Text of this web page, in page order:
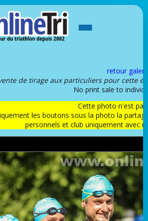
retour
de tirage aux particuliers pour cette
No print sale to
Cette photo n'est
les boutons sous la photo la
personnels et club uniquement avec